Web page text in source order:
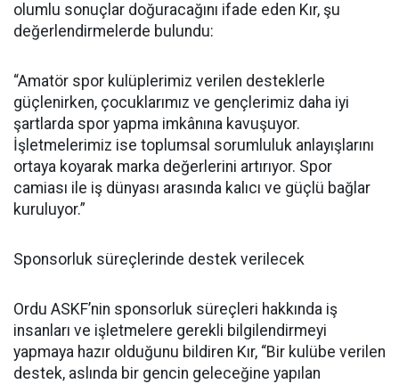
olumlu sonuçlar doğuracağını ifade eden Kır, şu
değerlendirmelerde bulundu:
“Amatör spor kulüplerimiz verilen desteklerle
güçlenirken, çocuklarımız ve gençlerimiz daha iyi
şartlarda spor yapma imkânına kavuşuyor.
İşletmelerimiz ise toplumsal sorumluluk anlayışlarını
ortaya koyarak marka değerlerini artırıyor. Spor
camiası ile iş dünyası arasında kalıcı ve güçlü bağlar
kuruluyor.”
Sponsorluk süreçlerinde destek verilecek
Ordu ASKF’nin sponsorluk süreçleri hakkında iş
insanları ve işletmelere gerekli bilgilendirmeyi
yapmaya hazır olduğunu bildiren Kır, “Bir kulübe verilen
destek, aslında bir gencin geleceğine yapılan